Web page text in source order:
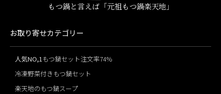
もつ鍋と言えば「元祖もつ鍋楽天地」
お取り寄せカテゴリー
人気NO,1もつ鍋セット注文率74%
冷凍野菜付きもつ鍋セット
楽天地のもつ鍋スープ